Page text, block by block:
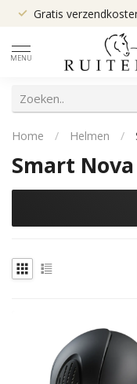
Gratis
MENU
Home / Helmen /
Smart Nova